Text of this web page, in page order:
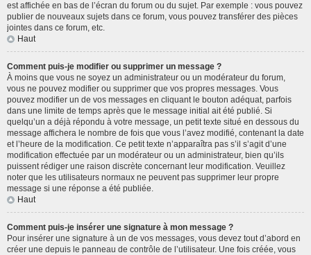
est affichée en bas de l’écran du forum ou du sujet. Par exemple : vous pouvez
publier de nouveaux sujets dans ce forum, vous pouvez transférer des pièces
jointes dans ce forum, etc.
Haut
Comment puis-je modifier ou supprimer un message ?
À moins que vous ne soyez un administrateur ou un modérateur du forum,
vous ne pouvez modifier ou supprimer que vos propres messages. Vous
pouvez modifier un de vos messages en cliquant le bouton adéquat, parfois
dans une limite de temps après que le message initial ait été publié. Si
quelqu’un a déjà répondu à votre message, un petit texte situé en dessous du
message affichera le nombre de fois que vous l’avez modifié, contenant la date
et l’heure de la modification. Ce petit texte n’apparaîtra pas s’il s’agit d’une
modification effectuée par un modérateur ou un administrateur, bien qu’ils
puissent rédiger une raison discrète concernant leur modification. Veuillez
noter que les utilisateurs normaux ne peuvent pas supprimer leur propre
message si une réponse a été publiée.
Haut
Comment puis-je insérer une signature à mon message ?
Pour insérer une signature à un de vos messages, vous devez tout d’abord en
créer une depuis le panneau de contrôle de l’utilisateur. Une fois créée, vous